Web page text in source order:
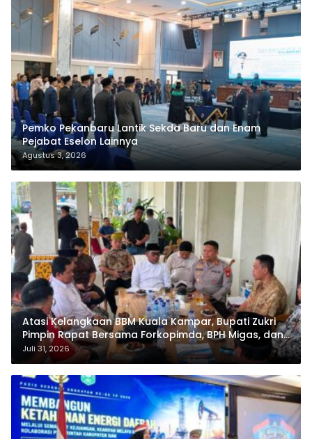
Pemko Pekanbaru Lantik Sekda Baru dan Enam
Pejabat Eselon Lainnya
Agustus 3, 2026
Atasi Kelangkaan BBM Kuala Kampar, Bupati Zukri
Pimpin Rapat Bersama Forkopimda, BPH Migas, dan
Pertamina
Juli 31, 2026